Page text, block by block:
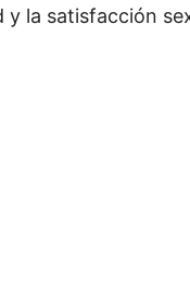
y la satisfacción